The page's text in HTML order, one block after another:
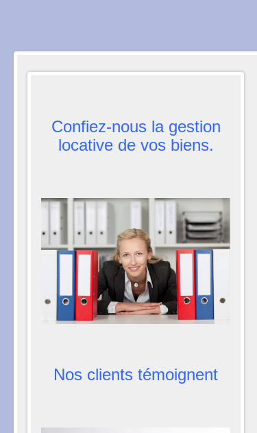
Confiez-nous la gestion
locative de vos biens.
Nos clients témoignent